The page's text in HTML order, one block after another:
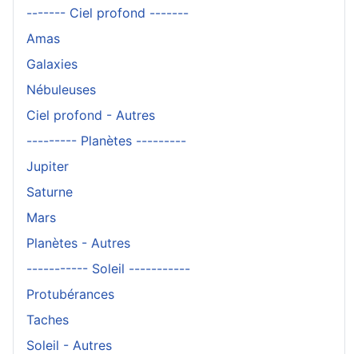
------- Ciel profond -------
Amas
Galaxies
Nébuleuses
Ciel profond - Autres
--------- Planètes ---------
Jupiter
Saturne
Mars
Planètes - Autres
----------- Soleil -----------
Protubérances
Taches
Soleil - Autres